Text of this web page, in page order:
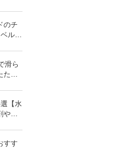
のチ
ルト
滑ら
たみ
【水
やパ
すす